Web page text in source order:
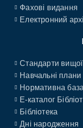
Фахові видання
Електронний
Стандарти вищої
Навчальні плани
Нормативна база
E-каталог
Бібліотека
Дні народження